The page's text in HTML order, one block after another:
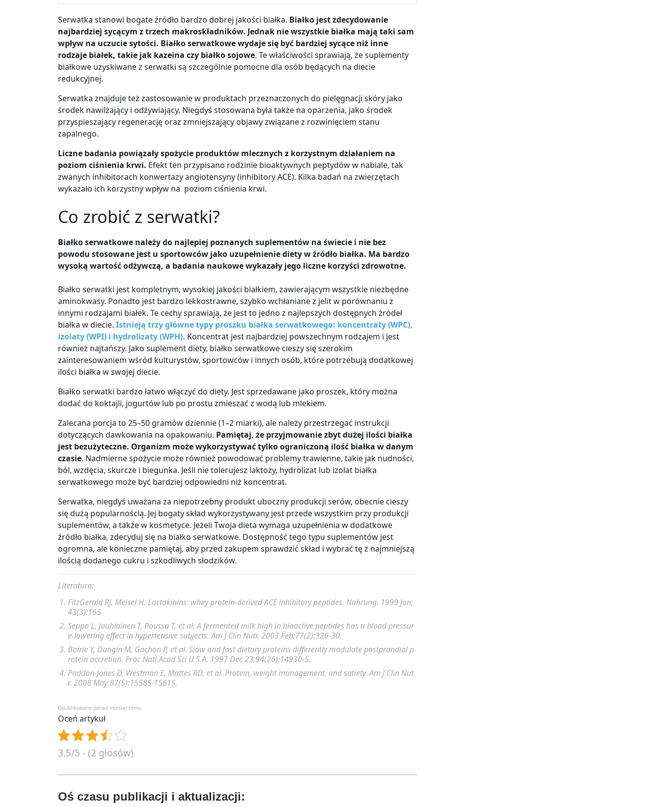
Serwatka stanowi bogate źródło bardzo dobrej jakości białka. Białko jest zdecydowanie
najbardziej sycącym z trzech makroskładników. Jednak nie wszystkie białka mają taki sam
wpływ na uczucie sytości. Białko serwatkowe wydaje się być bardziej sycące niż inne
rodzaje białek, takie jak kazeina czy białko sojowe. Te właściwości sprawiają, że suplementy
białkowe uzyskiwane z serwatki są szczególnie pomocne dla osób będących na diecie
redukcyjnej.
Serwatka znajduje też zastosowanie w produktach przeznaczonych do pielęgnacji skóry jako
środek nawilżający i odżywiający. Niegdyś stosowana była także na oparzenia, jako środek
przyspieszający regenerację oraz zmniejszający objawy związane z rozwinięciem stanu
zapalnego.
Liczne badania powiązały spożycie produktów mlecznych z korzystnym działaniem na
poziom ciśnienia krwi. Efekt ten przypisano rodzinie bioaktywnych peptydów w nabiale, tak
zwanych inhibitorach konwertazy angiotensyny (inhibitory ACE). Kilka badań na zwierzętach
wykazało ich korzystny wpływ na poziom ciśnienia krwi.
Co zrobić z serwatki?
Białko serwatkowe należy do najlepiej poznanych suplementów na świecie i nie bez
powodu stosowane jest u sportowców jako uzupełnienie diety w źródło białka. Ma bardzo
wysoką wartość odżywczą, a badania naukowe wykazały jego liczne korzyści zdrowotne.
Białko serwatki jest kompletnym, wysokiej jakości białkiem, zawierającym wszystkie niezbędne
aminokwasy. Ponadto jest bardzo lekkostrawne, szybko wchłaniane z jelit w porównaniu z
innymi rodzajami białek. Te cechy sprawiają, że jest to jedno z najlepszych dostępnych źródeł
białka w diecie. Istnieją trzy główne typy proszku białka serwatkowego: koncentraty (WPC),
izolaty (WPI) i hydrolizaty (WPH). Koncentrat jest najbardziej powszechnym rodzajem i jest
również najtańszy. Jako suplement diety, białko serwatkowe cieszy się szerokim
zainteresowaniem wśród kulturystów, sportowców i innych osób, które potrzebują dodatkowej
ilości białka w swojej diecie.
Białko serwatki bardzo łatwo włączyć do diety. Jest sprzedawane jako proszek, który można
dodać do koktajli, jogurtów lub po prostu zmieszać z wodą lub mlekiem.
Zalecana porcja to 25–50 gramów dziennie (1–2 miarki), ale należy przestrzegać instrukcji
dotyczących dawkowania na opakowaniu. Pamiętaj, że przyjmowanie zbyt dużej ilości białka
jest bezużyteczne. Organizm może wykorzystywać tylko ograniczoną ilość białka w danym
czasie. Nadmierne spożycie może również powodować problemy trawienne, takie jak nudności,
ból, wzdęcia, skurcze i biegunka. Jeśli nie tolerujesz laktozy, hydrolizat lub izolat białka
serwatkowego może być bardziej odpowiedni niż koncentrat.
Serwatka, niegdyś uważana za niepotrzebny produkt uboczny produkcji serów, obecnie cieszy
się dużą popularnością. Jej bogaty skład wykorzystywany jest przede wszystkim przy produkcji
suplementów, a także w kosmetyce. Jeżeli Twoja dieta wymaga uzupełnienia w dodatkowe
źródło białka, zdecyduj się na białko serwatkowe. Dostępność tego typu suplementów jest
ogromna, ale konieczne pamiętaj, aby przed zakupem sprawdzić skład i wybrać tę z najmniejszą
ilością dodanego cukru i szkodliwych słodzików.
Literatura:
FitzGerald RJ, Meisel H. Lactokinins: whey protein-derived ACE inhibitory peptides. Nahrung. 1999 Jun;
43(3):165
Seppo L, Jauhiainen T, Poussa T, et al. A fermented milk high in bioactive peptides has a blood pressur
e-lowering effect in hypertensive subjects. Am J Clin Nutr. 2003 Feb;77(2):326-30.
Boirie Y, Dangin M, Gachon P, et al. Slow and fast dietary proteins differently modulate postprandial p
rotein accretion. Proc Natl Acad Sci U S A. 1997 Dec 23;94(26):14930-5.
Paddon-Jones D, Westman E, Mattes RD, et al. Protein, weight management, and satiety. Am J Clin Nut
r. 2008 May;87(5):1558S-1561S.
Opublikowano ponad miesiąc temu
Oceń artykuł
3.5/5 - (2 głosów)
Oś czasu publikacji i aktualizacji: